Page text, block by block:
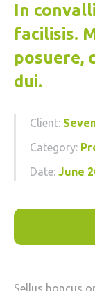
In
facilisis.
posuere,
dui.
Client:
Category:
Date: June
Sellus honcus